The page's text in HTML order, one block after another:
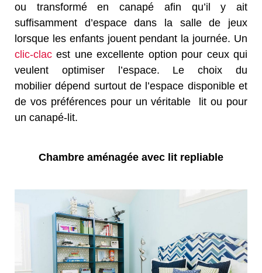
ou
transformé en canapé afin qu’il y ait
suffisamment d’espace
dans
la salle de jeux
lorsque les enfants jouent pendant la journée. Un
clic-clac est une excellente option pour ceux qui
veulent
optimiser l’espace. Le choix du
mobilierdépend surtout de l’espace disponible et
de vospréférences pour un véritable litou pour
un canapé-lit.
Chambre aménagée avec lit repliable